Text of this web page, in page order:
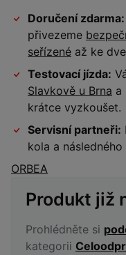
Doručení zdarma:
přivezeme
seřízené až ke
Testovací jízda:
Slavkově u Brna a
krátce vyzkoušet.
Servisní partneři:
kola a
ORBEA
Produkt již
Prohlédněte si
kategorii